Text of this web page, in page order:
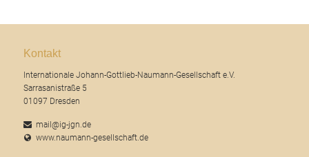
Kontakt
Internationale Johann-Gottlieb-Naumann-Gesellschaft e.V.
Sarrasanistraße 5
01097 Dresden
mail@ig-jgn.de
www.naumann-gesellschaft.de